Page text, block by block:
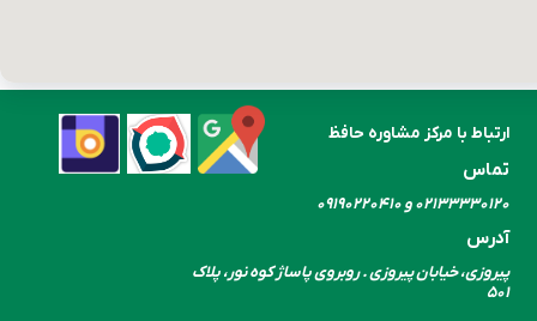
تماس
۰۲۱۳۳۳۳۰​​​​​​​۱۲۰ و ۰۹۱۹۰۲۲۰۴۱۰
آدرس
پیروزی، خیابان پیروزی . روبروی پاساژ کوه نور، پلاک
۵۰۱
ارتباط با مرکز مشاوره حافظ